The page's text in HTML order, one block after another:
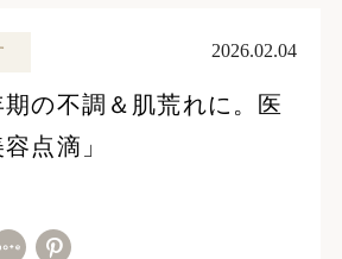
2026.02.04
期の不調＆肌荒れに。医
点滴」